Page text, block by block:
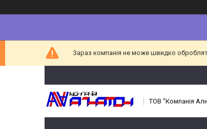
Зараз компанія не може швидко
ТОВ "Компанія